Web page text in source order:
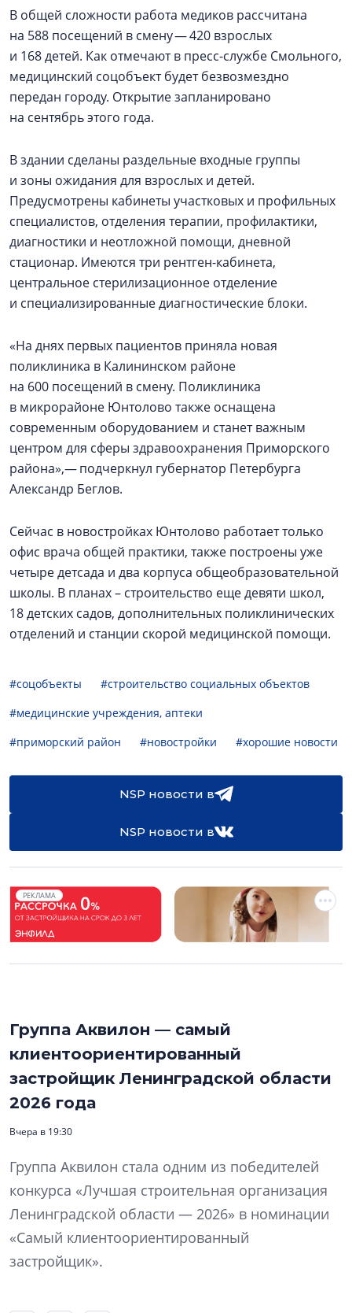
В общей сложности работа медиков рассчитана
на 588 посещений в смену — 420 взрослых
и 168 детей. Как отмечают в пресс-службе Смольного,
медицинский соцобъект будет безвозмездно
передан городу. Открытие запланировано
на сентябрь этого года.
В здании сделаны раздельные входные группы
и зоны ожидания для взрослых и детей.
Предусмотрены кабинеты участковых и профильных
специалистов, отделения терапии, профилактики,
диагностики и неотложной помощи, дневной
стационар. Имеются три рентген-кабинета,
центральное стерилизационное отделение
и специализированные диагностические блоки.
«На днях первых пациентов приняла новая
поликлиника в Калининском районе
на 600 посещений в смену. Поликлиника
в микрорайоне Юнтолово также оснащена
современным оборудованием и станет важным
центром для сферы здравоохранения Приморского
района»,— подчеркнул губернатор Петербурга
Александр Беглов.
Сейчас в новостройках Юнтолово работает только
офис врача общей практики, также построены уже
четыре детсада и два корпуса общеобразовательной
школы. В планах – строительство еще девяти школ,
18 детских садов, дополнительных поликлинических
отделений и станции скорой медицинской помощи.
#соцобъекты
#строительство социальных объектов
#медицинские учреждения, аптеки
#приморский район
#новостройки #хорошие новости
NSP новости в
NSP новости в
РЕКЛАМА
Группа Аквилон — самый
клиентоориентированный
застройщик Ленинградской области
2026 года
Вчера в 19:30
Группа Аквилон стала одним из победителей
конкурса «Лучшая строительная организация
Ленинградской области — 2026» в номинации
«Самый клиентоориентированный
застройщик».